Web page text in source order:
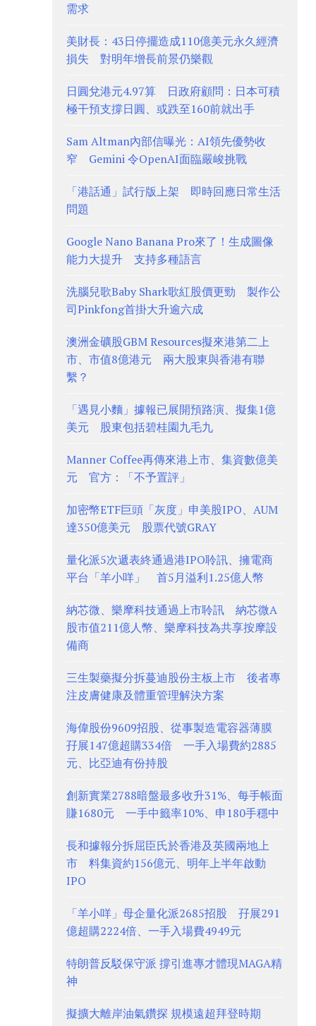
需求
美財長：43日停擺造成110億美元永久經濟
損失 對明年增長前景仍樂觀
日圓兌港元4.97算 日政府顧問：日本可積
極干預支撐日圓、或跌至160前就出手
Sam Altman內部信曝光：AI領先優勢收
窄 Gemini 令OpenAI面臨嚴峻挑戰
「港話通」試行版上架 即時回應日常生活
問題
Google Nano Banana Pro來了！生成圖像
能力大提升 支持多種語言
洗腦兒歌Baby Shark歌紅股價更勁 製作公
司Pinkfong首掛大升逾六成
澳洲金礦股GBM Resources擬來港第二上
市、市值8億港元 兩大股東與香港有聯
繫？
「遇見小麵」據報已展開預路演、擬集1億
美元 股東包括碧桂園九毛九
Manner Coffee再傳來港上市、集資數億美
元 官方：「不予置評」
加密幣ETF巨頭「灰度」申美股IPO、AUM
達350億美元 股票代號GRAY
量化派5次遞表終通過港IPO聆訊、擁電商
平台「羊小咩」 首5月溢利1.25億人幣
納芯微、樂摩科技通過上市聆訊 納芯微A
股市值211億人幣、樂摩科技為共享按摩設
備商
三生製藥擬分拆蔓迪股份主板上市 後者專
注皮膚健康及體重管理解決方案
海偉股份9609招股、從事製造電容器薄膜
孖展147億超購334倍 一手入場費約2885
元、比亞迪有份持股
創新實業2788暗盤最多收升31%、每手帳面
賺1680元 一手中籤率10%、申180手穩中
長和據報分拆屈臣氏於香港及英國兩地上
市 料集資約156億元、明年上半年啟動
IPO
「羊小咩」母企量化派2685招股 孖展291
億超購2224倍、一手入場費4949元
特朗普反駁保守派 撐引進專才體現MAGA精
神
擬擴大離岸油氣鑽探 規模遠超拜登時期